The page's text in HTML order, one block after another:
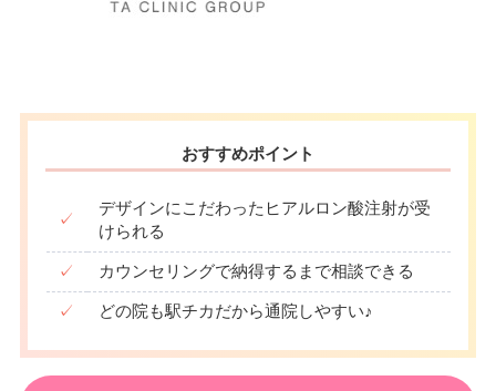
おすすめポイント
✓
デザインにこだわったヒアルロン酸注射が受
けられる
✓ カウンセリングで納得するまで相談できる
✓ どの院も駅チカだから通院しやすい♪